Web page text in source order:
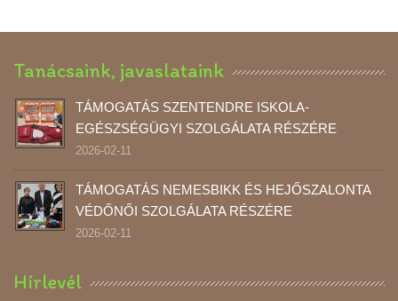
Tanácsaink, javaslataink
TÁMOGATÁS SZENTENDRE ISKOLA-
EGÉSZSÉGÜGYI SZOLGÁLATA RÉSZÉRE
2026-02-11
TÁMOGATÁS NEMESBIKK ÉS HEJŐSZALONTA
VÉDŐNŐI SZOLGÁLATA RÉSZÉRE
2026-02-11
Hírlevél